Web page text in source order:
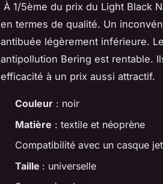
À 1/5ème du prix du Light Black
en termes de qualité. Un
antibuée légèrement inférieure.
antipollution Bering est rentable.
efficacité à un prix aussi attractif.
Couleur : noir
Matière : textile et néoprène
Compatibilité avec un casque
Taille : universelle